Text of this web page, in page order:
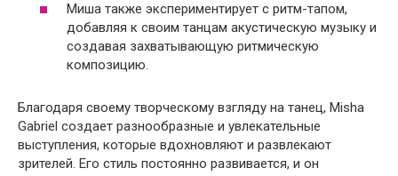
Миша также экспериментирует с ритм-тапом,
добавляя к своим танцам акустическую музыку и
создавая захватывающую ритмическую
композицию.
Благодаря своему творческому взгляду на танец, Misha
Gabriel создает разнообразные и увлекательные
выступления, которые вдохновляют и развлекают
зрителей. Его стиль постоянно развивается, и он